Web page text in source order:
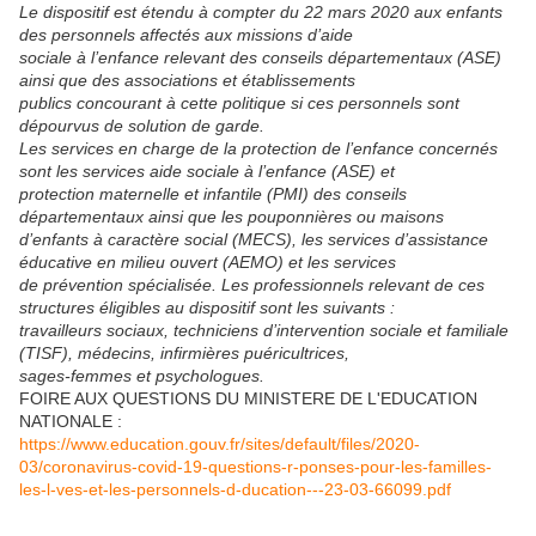
Le dispositif est étendu à compter du 22 mars 2020 aux enfants
des personnels affectés aux missions d’aide
sociale à l’enfance relevant des conseils départementaux (ASE)
ainsi que des associations et établissements
publics concourant à cette politique si ces personnels sont
dépourvus de solution de garde.
Les services en charge de la protection de l’enfance concernés
sont les services aide sociale à l’enfance (ASE) et
protection maternelle et infantile (PMI) des conseils
départementaux ainsi que les pouponnières ou maisons
d’enfants à caractère social (MECS), les services d’assistance
éducative en milieu ouvert (AEMO) et les services
de prévention spécialisée. Les professionnels relevant de ces
structures éligibles au dispositif sont les suivants :
travailleurs sociaux, techniciens d’intervention sociale et familiale
(TISF), médecins, infirmières puéricultrices,
sages-femmes et psychologues.
FOIRE AUX QUESTIONS DU MINISTERE DE L'EDUCATION
NATIONALE :
https://www.education.gouv.fr/sites/default/files/2020-
03/coronavirus-covid-19-questions-r-ponses-pour-les-familles-
les-l-ves-et-les-personnels-d-ducation---23-03-66099.pdf